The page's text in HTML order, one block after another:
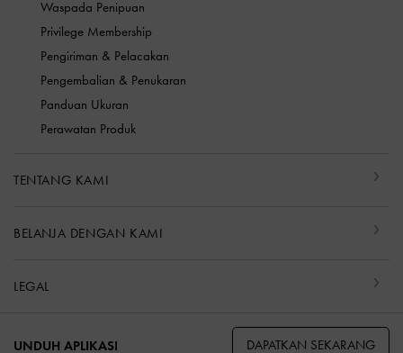
Waspada Penipuan
Privilege Membership
Pengiriman & Pelacakan
Pengembalian & Penukaran
Panduan Ukuran
Perawatan Produk
TENTANG KAMI
BELANJA DENGAN KAMI
LEGAL
UNDUH APLIKASI DAPATKAN SEKARANG